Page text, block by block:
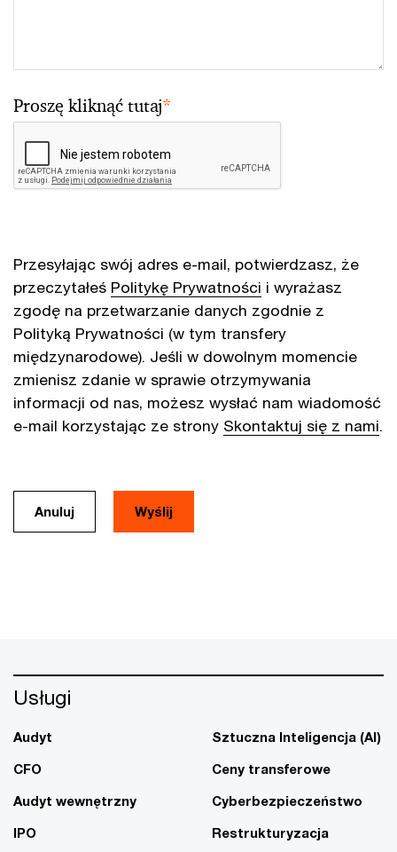
Proszę kliknąć tutaj*
Przesyłając swój adres e-mail, potwierdzasz, że
przeczytałeś Politykę Prywatności i wyrażasz
zgodę na przetwarzanie danych zgodnie z
Polityką Prywatności (w tym transfery
międzynarodowe). Jeśli w dowolnym momencie
zmienisz zdanie w sprawie otrzymywania
informacji od nas, możesz wysłać nam wiadomość
e-mail korzystając ze strony Skontaktuj się z nami.
Anuluj
Usługi
Audyt
CFO
Audyt wewnętrzny
IPO
Sztuczna Inteligencja (AI)
Ceny transferowe
Cyberbezpieczeństwo
Restrukturyzacja